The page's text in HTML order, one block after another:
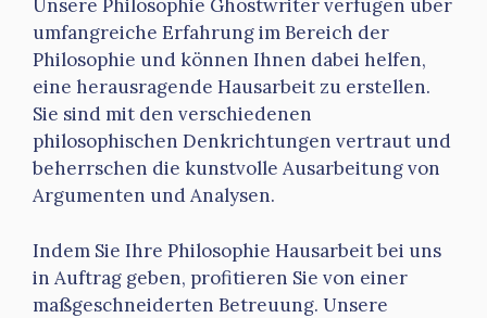
Unsere Philosophie Ghostwriter verfügen über
umfangreiche Erfahrung im Bereich der
Philosophie und können Ihnen dabei helfen,
eine herausragende Hausarbeit zu erstellen.
Sie sind mit den verschiedenen
philosophischen Denkrichtungen vertraut und
beherrschen die kunstvolle Ausarbeitung von
Argumenten und Analysen.
Indem Sie Ihre Philosophie Hausarbeit bei uns
in Auftrag geben, profitieren Sie von einer
maßgeschneiderten Betreuung. Unsere